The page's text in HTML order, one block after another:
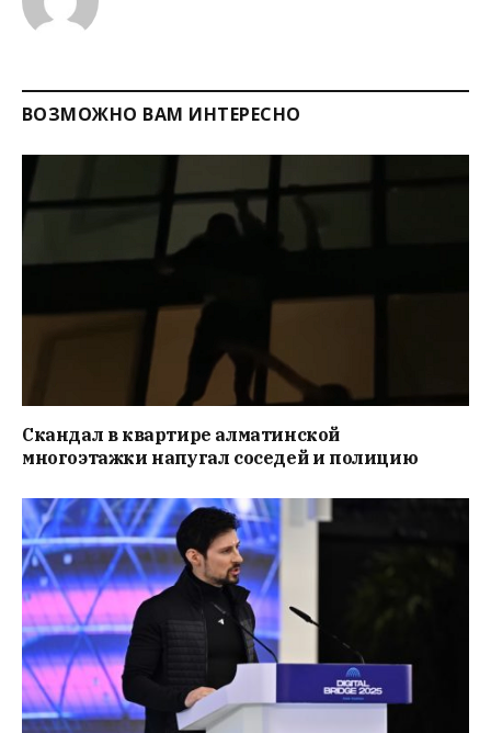
ВОЗМОЖНО ВАМ ИНТЕРЕСНО
Скандал в квартире алматинской
многоэтажки напугал соседей и полицию